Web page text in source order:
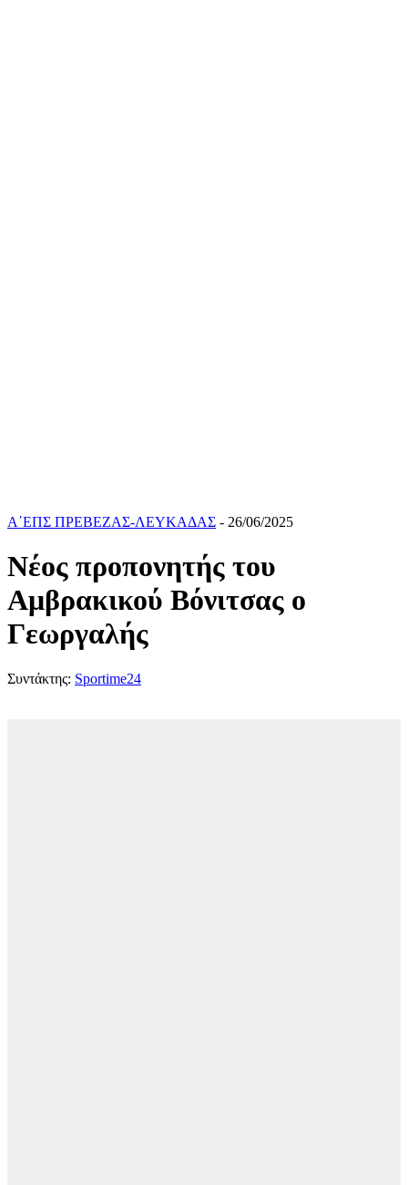
Α΄ΕΠΣ ΠΡΕΒΕΖΑΣ-ΛΕΥΚΑΔΑΣ - 26/06/2025
Νέος προπονητής του
Αμβρακικού Βόνιτσας ο
Γεωργαλής
Συντάκτης: Sportime24